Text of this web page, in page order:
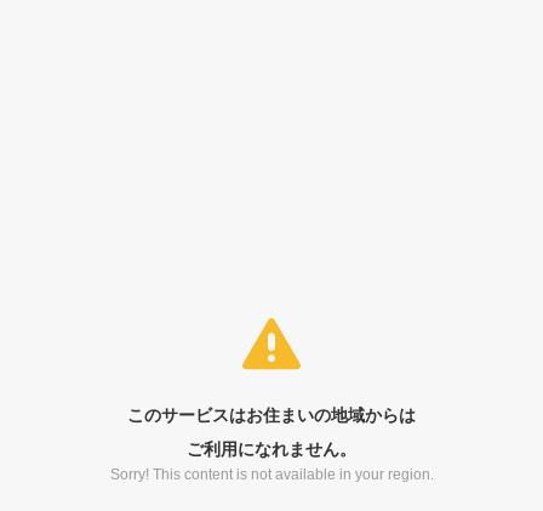
このサービスはお住まいの地域からは
ご利用になれません。
Sorry! This content is not available in your region.